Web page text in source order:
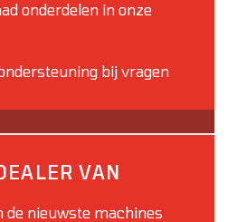
onderdelen in onze
bij vragen
VAN
de nieuwste machines